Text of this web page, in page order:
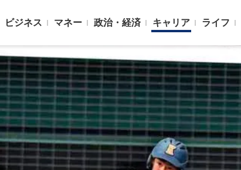
ビジネス マネー 政治・経済 キャリア ライフ